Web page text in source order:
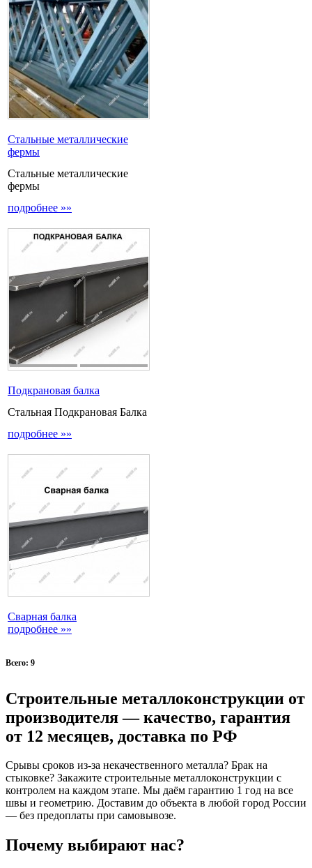
Стальные металлические
фермы
Стальные металлические
фермы
подробнее »»
Подкрановая балка
Стальная Подкрановая Балка
подробнее »»
Сварная балка
подробнее »»
Всего: 9
Строительные металлоконструкции от
производителя — качество, гарантия
от 12 месяцев, доставка по РФ
Срывы сроков из-за некачественного металла? Брак на
стыковке? Закажите строительные металлоконструкции с
контролем на каждом этапе. Мы даём гарантию 1 год на все
швы и геометрию. Доставим до объекта в любой город России
— без предоплаты при самовывозе.
Почему выбирают нас?